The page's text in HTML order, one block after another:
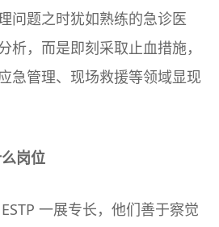
问题之时犹如熟练的急诊医
析，而是即刻采取止血措施，
急管理、现场救援等领域显现
岗位
一展专长，他们善于察觉